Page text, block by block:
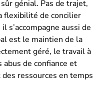
génial. Pas de trajet,
flexibilité de concilier
s’accompagne aussi de
est le maintien de la
géré, le travail à
de confiance et
ressources en temps